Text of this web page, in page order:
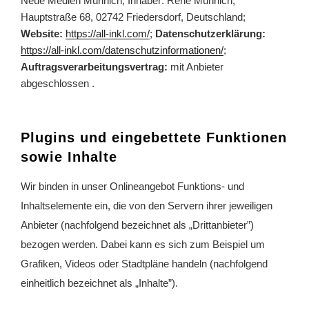
Hauptstraße 68, 02742 Friedersdorf, Deutschland;
Website: https://all-inkl.com/; Datenschutzerklärung:
https://all-inkl.com/datenschutzinformationen/;
Auftragsverarbeitungsvertrag: mit Anbieter
abgeschlossen .
Plugins und eingebettete Funktionen
sowie Inhalte
Wir binden in unser Onlineangebot Funktions- und
Inhaltselemente ein, die von den Servern ihrer jeweiligen
Anbieter (nachfolgend bezeichnet als „Drittanbieter”)
bezogen werden. Dabei kann es sich zum Beispiel um
Grafiken, Videos oder Stadtpläne handeln (nachfolgend
einheitlich bezeichnet als „Inhalte”).